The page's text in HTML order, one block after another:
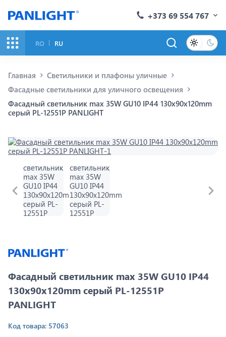
+373 69 554 767
RO RU
Главная
Светильники и плафоны уличные
Фасадные светильники для уличного освещения
Фасадный светильник max 35W GU10 IP44 130x90x120mm
серый PL-12551P PANLIGHT
Фасадный светильник max 35W GU10 IP44
130x90x120mm серый PL-12551P
PANLIGHT
Код товара: 57063